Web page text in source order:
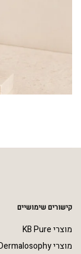
קישורים שימושיים
מוצרי KB Pure
מוצרי Dermalosophy